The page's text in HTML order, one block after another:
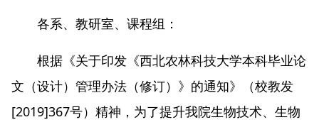
各系、教研室、课程组：
根据《关于印发《西北农林科技大学本科毕业论
文（设计）管理办法（修订）》的通知》（校教发
[2019]367号）精神，为了提升我院生物技术、生物